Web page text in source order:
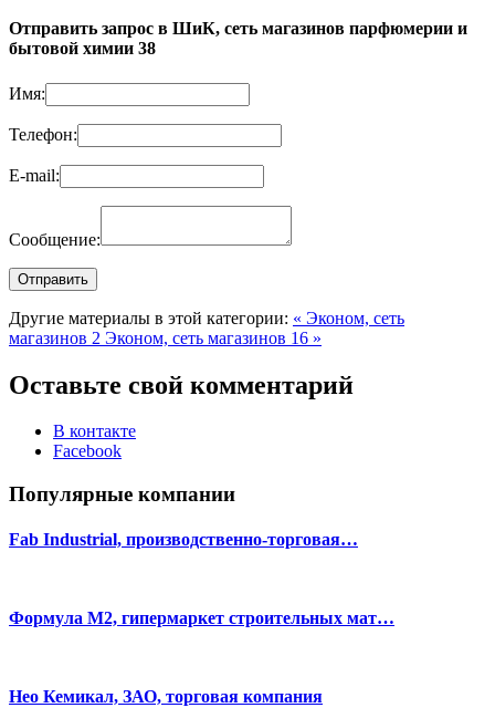
Отправить запрос в ШиК, сеть магазинов парфюмерии и
бытовой химии 38
Имя:
Телефон:
E-mail:
Сообщение:
Другие материалы в этой категории: « Эконом, сеть
магазинов 2 Эконом, сеть магазинов 16 »
Оставьте свой комментарий
В контакте
Facebook
Популярные компании
Fab Industrial, производственно-торговая…
Формула М2, гипермаркет строительных мат…
Нео Кемикал, ЗАО, торговая компания